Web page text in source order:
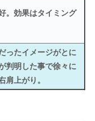
。効果はタイミング
ったイメージがとに
判明した事で徐々に
肩上がり。